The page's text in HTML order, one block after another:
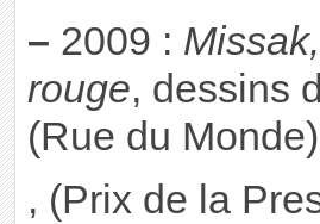
– 2009 :
rouge, dessins
(Rue du Monde)
, (Prix de la